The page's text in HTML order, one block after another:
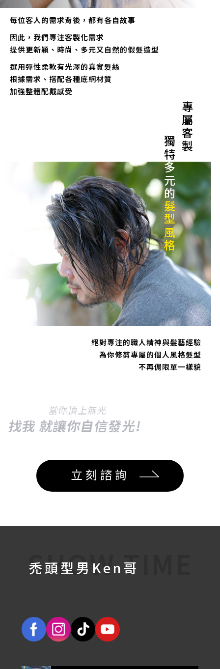
每位客人的需求背後，都有各自故事
因此，我們專注客製化需求
提供更新穎、時尚、多元又自然的假髮造型
選用彈性柔軟有光澤的真實髮絲
根據需求、搭配各種底網材質
加強整體配戴感受
絕對專注的職人精神與髮藝經驗
為你修剪專屬的個人風格髮型
不再侷限單一樣貌
專屬客製
獨特
多元的
髮型風格
當你頂上無光
找我 就讓你自信發光!
立刻諮詢
SHOW TIME
禿頭型男ken哥